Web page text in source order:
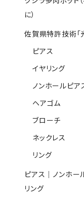
に）
佐賀県特許技術「
ピアス
イヤリング
ノンホールピア
ヘアゴム
ブローチ
ネックレス
リング
ピアス｜ノンホー
リング